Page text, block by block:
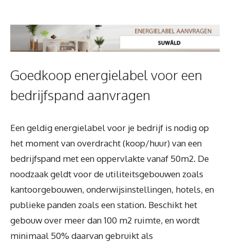
Goedkoop energielabel voor een
bedrijfspand aanvragen
Een geldig energielabel voor je bedrijf is nodig op
het moment van overdracht (koop/huur) van een
bedrijfspand met een oppervlakte vanaf 50m2. De
noodzaak geldt voor de utiliteitsgebouwen zoals
kantoorgebouwen, onderwijsinstellingen, hotels, en
publieke panden zoals een station. Beschikt het
gebouw over meer dan 100 m2 ruimte, en wordt
minimaal 50% daarvan gebruikt als